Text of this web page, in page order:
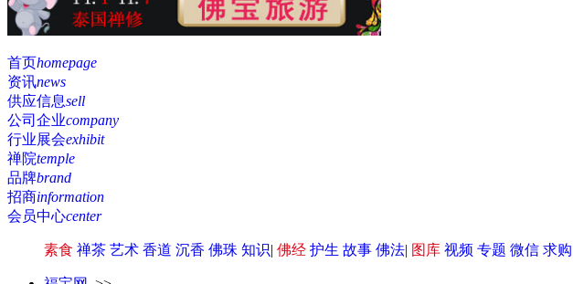
首页homepage
资讯news
供应信息sell
公司企业company
行业展会exhibit
禅院temple
品牌brand
招商information
会员中心center
素食 禅茶 艺术 香道 沉香 佛珠 知识| 佛经 护生 故事 佛法| 图库 视频 专题 微信 求购